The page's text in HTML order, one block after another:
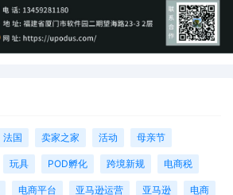
法国 卖家之家 活动 母亲节
玩具 POD孵化 跨境新规 电商税
电商平台 亚马逊运营 亚马逊 电商